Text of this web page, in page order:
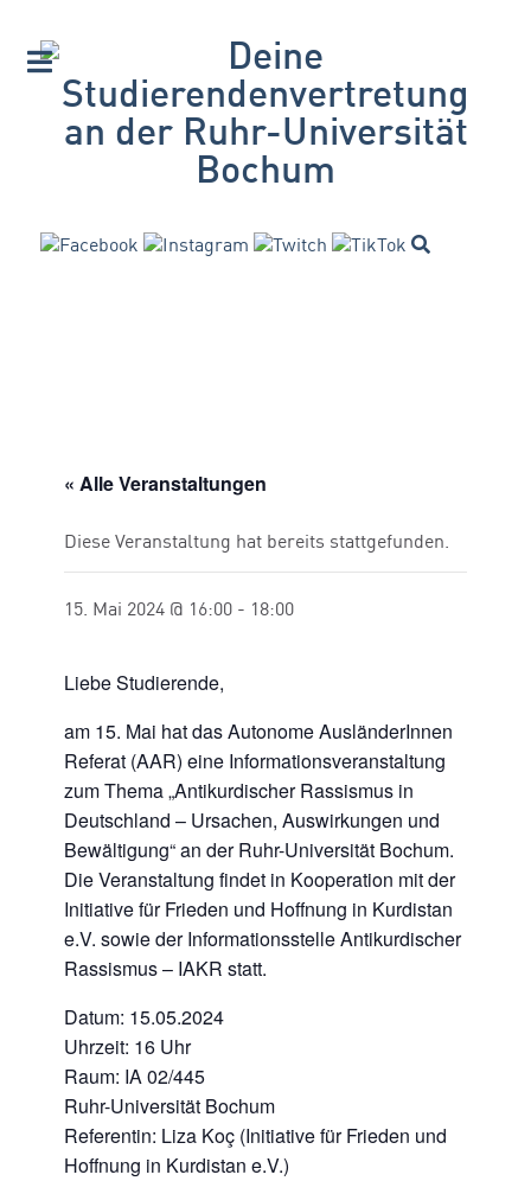
« Alle Veranstaltungen
Diese Veranstaltung hat bereits stattgefunden.
15. Mai 2024 @ 16:00 - 18:00
Liebe Studierende,
am 15. Mai hat das Autonome AusländerInnen
Referat (AAR) eine Informationsveranstaltung
zum Thema „Antikurdischer Rassismus in
Deutschland – Ursachen, Auswirkungen und
Bewältigung“ an der Ruhr-Universität Bochum.
Die Veranstaltung findet in Kooperation mit der
Initiative für Frieden und Hoffnung in Kurdistan
e.V. sowie der Informationsstelle Antikurdischer
Rassismus – IAKR statt.
Datum: 15.05.2024
Uhrzeit: 16 Uhr
Raum: IA 02/445
Ruhr-Universität Bochum
Referentin: Liza Koç (Initiative für Frieden und
Hoffnung in Kurdistan e.V.)